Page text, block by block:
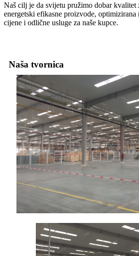
Naš cilj je da svijetu pružimo dobar kvalitet
energetski efikasne proizvode, optimizirana
cijene i odlične usluge za naše kupce.
Naša tvornica